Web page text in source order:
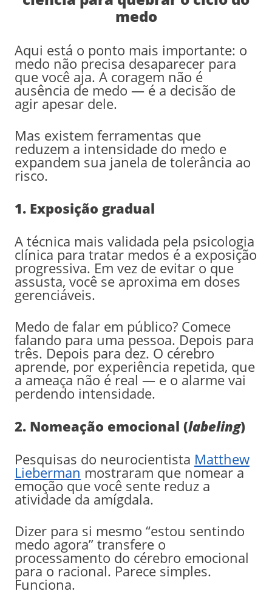
medo
Aqui está o ponto mais importante: o
medo não precisa desaparecer para
que você aja. A coragem não é
ausência de medo — é a decisão de
agir apesar dele.
Mas existem ferramentas que
reduzem a intensidade do medo e
expandem sua janela de tolerância ao
risco.
1. Exposição gradual
A técnica mais validada pela psicologia
clínica para tratar medos é a exposição
progressiva. Em vez de evitar o que
assusta, você se aproxima em doses
gerenciáveis.
Medo de falar em público? Comece
falando para uma pessoa. Depois para
três. Depois para dez. O cérebro
aprende, por experiência repetida, que
a ameaça não é real — e o alarme vai
perdendo intensidade.
2. Nomeação emocional (labeling)
Pesquisas do neurocientista Matthew
Lieberman mostraram que nomear a
emoção que você sente reduz a
atividade da amígdala.
Dizer para si mesmo “estou sentindo
medo agora” transfere o
processamento do cérebro emocional
para o racional. Parece simples.
Funciona.